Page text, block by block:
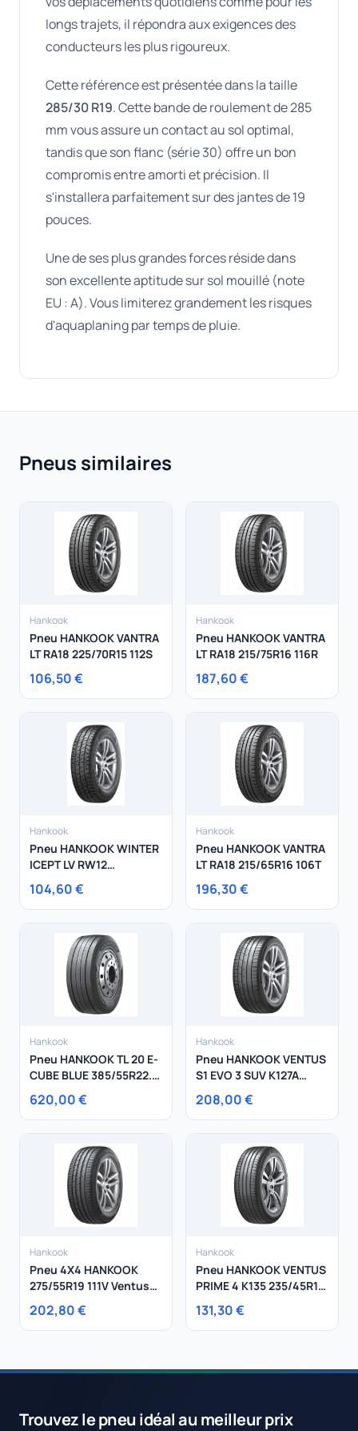
longs trajets, il répondra aux exigences des
conducteurs les plus rigoureux.
Cette référence est présentée dans la taille
285/30 R19. Cette bande de roulement de 285
mm vous assure un contact au sol optimal,
tandis que son flanc (série 30) offre un bon
compromis entre amorti et précision. Il
s'installera parfaitement sur des jantes de 19
pouces.
Une de ses plus grandes forces réside dans
son excellente aptitude sur sol mouillé (note
EU : A). Vous limiterez grandement les risques
d'aquaplaning par temps de pluie.
Pneus similaires
Hankook
Pneu HANKOOK VANTRA
LT RA18 225/70R15 112S
106,50 €
Hankook
Pneu HANKOOK VANTRA
LT RA18 215/75R16 116R
187,60 €
Hankook
Pneu HANKOOK WINTER
ICEPT LV RW12
225/70R15 112R
104,60 €
Hankook
Pneu HANKOOK VANTRA
LT RA18 215/65R16 106T
196,30 €
Hankook
Pneu HANKOOK TL 20 E-
CUBE BLUE 385/55R22.5
160 K
620,00 €
Hankook
Pneu HANKOOK VENTUS
S1 EVO 3 SUV K127A
265/40R22 106Y
208,00 €
Hankook
Pneu 4X4 HANKOOK
275/55R19 111V Ventus
S1 Evo2 SUV
202,80 €
Hankook
Pneu HANKOOK VENTUS
PRIME 4 K135 235/45R18
98W
131,30 €
Trouvez le pneu idéal au meilleur prix